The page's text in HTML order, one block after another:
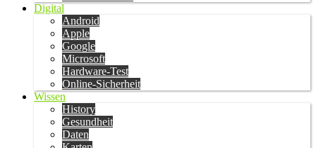
Digital
Android
Apple
Google
Microsoft
Hardware-Test
Online-Sicherheit
Wissen
History
Gesundheit
Daten